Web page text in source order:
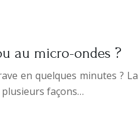
au micro-ondes ?
en quelques minutes
façons…